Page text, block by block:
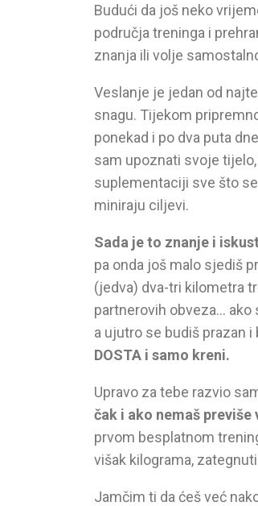
Budući da još neko
područja treninga i
znanja ili volje
Veslanje je jedan od
snagu. Tijekom
ponekad i po dva puta
sam upoznati svoje
suplementaciji sve što
miniraju ciljevi.
Sada je to znanje i
pa onda još malo sjediš
(jedva) dva-tri kilometra
partnerovih obveza… ako
a ujutro se budiš prazan
DOSTA i samo kreni.
Upravo za tebe razvio
čak i ako nemaš
prvom besplatnom
višak kilograma,
Jamčim ti da ćeš već